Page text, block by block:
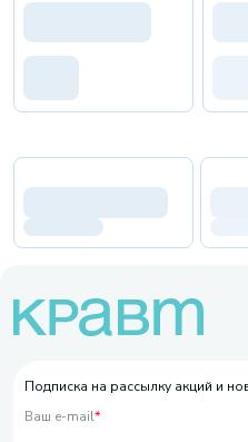
Подписка на рассылку акций и
Ваш e-mail*